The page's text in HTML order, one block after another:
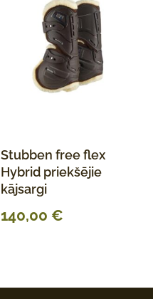
Stubben free flex
Hybrid priekšējie
kājsargi
140,00 €